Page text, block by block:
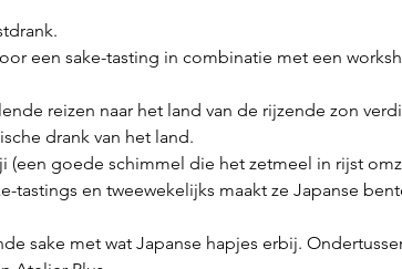
een sake-tasting in combinatie met een
reizen naar het land van de rijzende zon
drank van het land.
(een goede schimmel die het zetmeel in rijst
tastings en tweewekelijks maakt ze Japanse
sake met wat Japanse hapjes erbij.